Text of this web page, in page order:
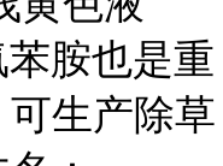
胺也是重
生产除草